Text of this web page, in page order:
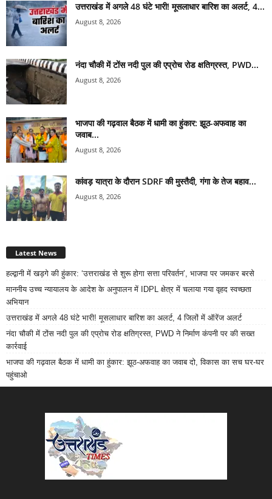
उत्तराखंड में अगले 48 घंटे भारी! मूसलाधार बारिश का अलर्ट, 4...
August 8, 2026
नंदा चौकी में टोंस नदी पुल की एप्रोच रोड क्षतिग्रस्त, PWD...
August 8, 2026
भाजपा की गढ़वाल बैठक में धामी का हुंकार: झूठ-अफवाह का
जवाब...
August 8, 2026
कांवड़ यात्रा के दौरान SDRF की मुस्तैदी, गंगा के तेज बहाव...
August 8, 2026
Latest News
हल्द्वानी में खड़गे की हुंकार: ‘उत्तराखंड से शुरू होगा सत्ता परिवर्तन’, भाजपा पर जमकर बरसे
माननीय उच्च न्यायालय के आदेश के अनुपालन में IDPL क्षेत्र में चलाया गया वृहद स्वच्छता
अभियान
उत्तराखंड में अगले 48 घंटे भारी! मूसलाधार बारिश का अलर्ट, 4 जिलों में ऑरेंज अलर्ट
नंदा चौकी में टोंस नदी पुल की एप्रोच रोड क्षतिग्रस्त, PWD ने निर्माण कंपनी पर की सख्त
कार्रवाई
भाजपा की गढ़वाल बैठक में धामी का हुंकार: झूठ-अफवाह का जवाब दो, विकास का सच घर-घर
पहुंचाओ